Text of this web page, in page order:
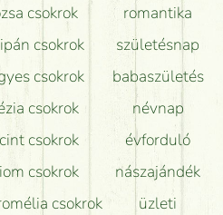
friss a csokor?
vásárolni boltban?
csokrok
csokrok
csokrok
csokrok
csokrok
csokrok
csokrok
romantika
születésnap
babaszületés
névnap
évforduló
nászajándék
üzleti